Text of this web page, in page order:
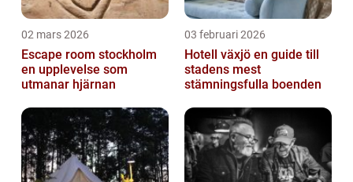
02 mars 2026
Escape room stockholm
en upplevelse som
utmanar hjärnan
03 februari 2026
Hotell växjö en guide till
stadens mest
stämningsfulla boenden